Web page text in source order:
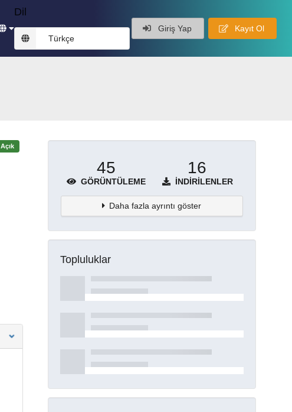
Dil
Türkçe
Giriş Yap Kayıt Ol
Açık
45
GÖRÜNTÜLEME
16
İNDIRILENLER
Daha fazla ayrıntı göster
Topluluklar